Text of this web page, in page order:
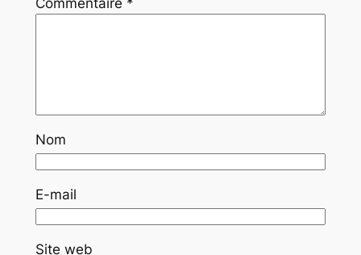
Commentaire *
Nom
E-mail
Site web